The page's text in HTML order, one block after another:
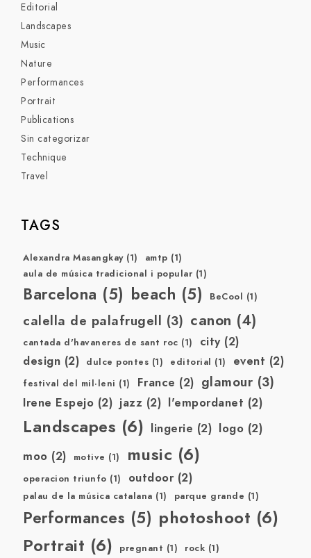
Editorial
Landscapes
Music
Nature
Performances
Portrait
Publications
Sin categorizar
Technique
Travel
TAGS
Alexandra Masangkay(1) amtp (1)
aula de música tradicional i popular (1)
Barcelona (5) beach (5) BeCool (1)
calella de palafrugell (3) canon (4)
cantada d'havaneres de sant roc (1) city(2)
design (2) dulce pontes (1) editorial (1) event (2)
festival del mil·leni (1) France (2) glamour (3)
Irene Espejo (2) jazz (2) l'empordanet (2)
Landscapes (6) lingerie (2) logo (2)
moo (2) motive (1) music (6)
operacion triunfo (1) outdoor(2)
palau de la música catalana (1) parque grande (1)
Performances (5) photoshoot (6)
Portrait (6) pregnant (1) rock (1)